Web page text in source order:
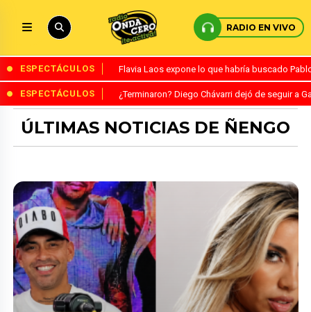
RADIO EN VIVO
ESPECTÁCULOS Flavia Laos expone lo que habría buscado
ESPECTÁCULOS ¿Terminaron? Diego Chávarri dejó de seguir a
ÚLTIMAS NOTICIAS DE ÑENGO